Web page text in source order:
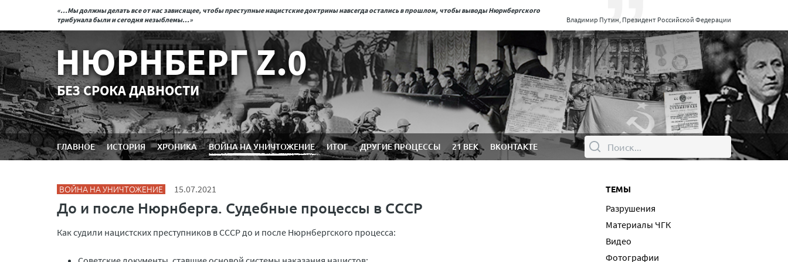
«...Мы должны делать все от нас зависящее, чтобы преступные нацистские доктрины навсегда остались в прошлом, чтобы выводы Нюрнбергского
трибунала были и сегодня незыблемы...»
Владимир Путин, Президент Российской Федерации
НЮРНБЕРГ Z.0
БЕЗ СРОКА ДАВНОСТИ
ГЛАВНОЕ ИСТОРИЯ ХРОНИКА ВОЙНА НА УНИЧТОЖЕНИЕ ИТОГ ДРУГИЕ ПРОЦЕССЫ 21 ВЕК ВКОНТАКТЕ
ВОЙНА НА УНИЧТОЖЕНИЕ 15.07.2021
До и после Нюрнберга. Судебные процессы в СССР
Как судили нацистских преступников в СССР до и после Нюрнбергского процесса:
ТЕМЫ
Разрушения
Материалы ЧГК
Видео
Фотографии